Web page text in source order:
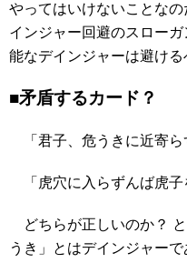
やってはいけないことな
インジャー回避のスロー
能なデインジャーは避ける
■矛盾するカード？
「君子、危うきに近寄ら
「虎穴に入らずんば虎子
どちらが正しいのか？
うき」とはデインジャー